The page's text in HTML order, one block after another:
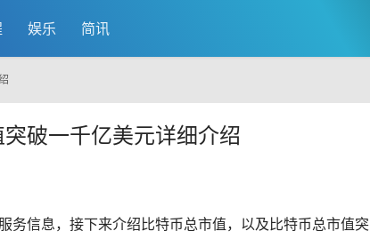
娱乐 简讯
破一千亿美元详细介绍
务信息，接下来介绍比特币总市值，以及比特币总市值突